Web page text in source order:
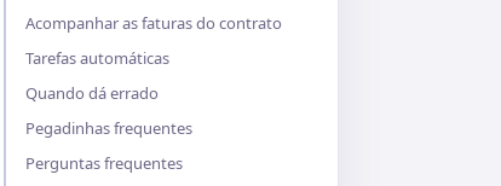
Acompanhar as faturas do contrato
Tarefas automáticas
Quando dá errado
Pegadinhas frequentes
Perguntas frequentes